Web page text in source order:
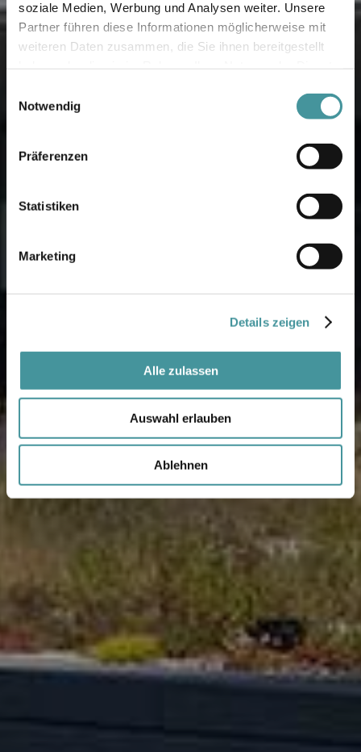
soziale Medien, Werbung und Analysen weiter. Unsere
Partner führen diese Informationen möglicherweise mit
weiteren Daten zusammen, die Sie ihnen bereitgestellt
Notwendig
Präferenzen
Statistiken
Marketing
Details zeigen
Alle zulassen
Auswahl erlauben
Ablehnen